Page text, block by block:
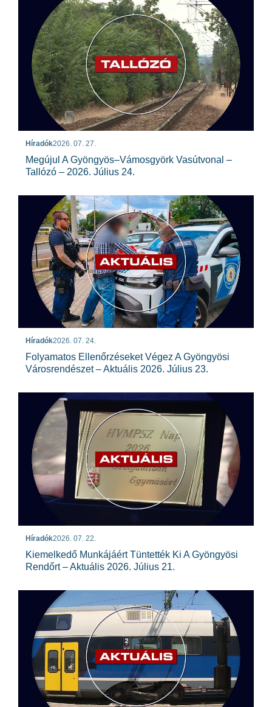
Híradók2026. 07. 27.
Megújul A Gyöngyös–Vámosgyörk Vasútvonal –
Tallózó – 2026. Július 24.
Híradók2026. 07. 24.
Folyamatos Ellenőrzéseket Végez A Gyöngyösi
Városrendészet – Aktuális 2026. Július 23.
Híradók2026. 07. 22.
Kiemelkedő Munkájáért Tüntették Ki A Gyöngyösi
Rendőrt – Aktuális 2026. Július 21.